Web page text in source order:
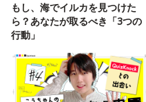
もし、海でイルカを見つけた
ら？あなたが取るべき「3つの
行動」